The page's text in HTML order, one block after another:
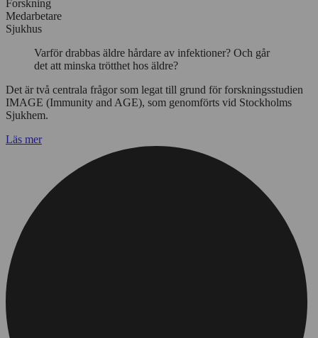
Forskning
Medarbetare
Sjukhus
Varför drabbas äldre hårdare av infektioner? Och går
det att minska trötthet hos äldre?
Det är två centrala frågor som legat till grund för forskningsstudien
IMAGE (Immunity and AGE), som genomförts vid Stockholms
Sjukhem.
Läs mer